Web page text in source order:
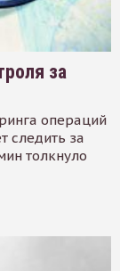
за
операций
следить за
толкнуло